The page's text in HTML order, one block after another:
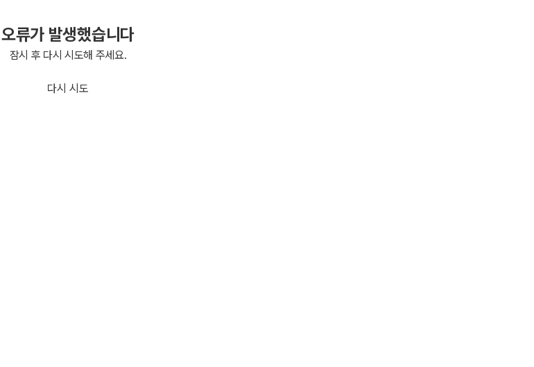
오류가 발생했습니다
잠시 후 다시 시도해 주세요.
다시 시도